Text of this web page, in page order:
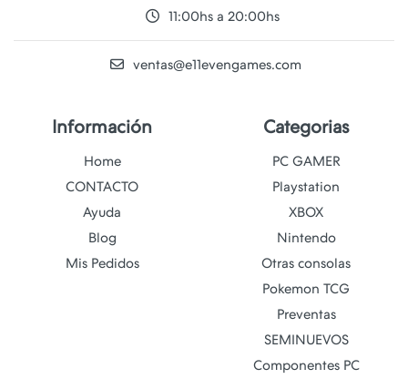
11:00hs a 20:00hs
ventas@e11evengames.com
Información
Home
CONTACTO
Ayuda
Blog
Mis Pedidos
Categorias
PC GAMER
Playstation
XBOX
Nintendo
Otras consolas
Pokemon TCG
Preventas
SEMINUEVOS
Componentes PC